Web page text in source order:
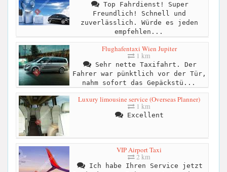
Top Fahrdienst! Super
Freundlich! Schnell und
zuverlässlich. Würde es jeden
empfehlen...
Flughafentaxi Wien Jupiter
1 km
Sehr nette Taxifahrt. Der
Fahrer war pünktlich vor der Tür,
nahm sofort das Gepäckstü...
Luxury limousine service (Overseas Planner)
1 km
Excellent
VIP Airport Taxi
2 km
Ich habe Ihren Service jetzt